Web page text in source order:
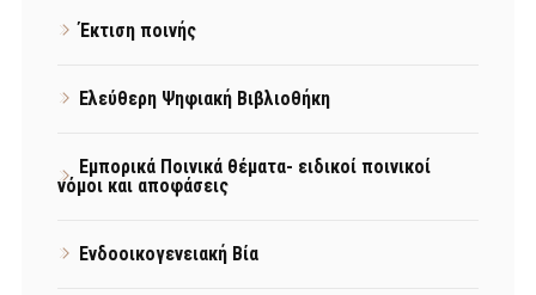
Έκτιση ποινής
Ελεύθερη Ψηφιακή Βιβλιοθήκη
Εμπορικά Ποινικά θέματα- ειδικοί ποινικοί
νόμοι και αποφάσεις
Ενδοοικογενειακή Βία